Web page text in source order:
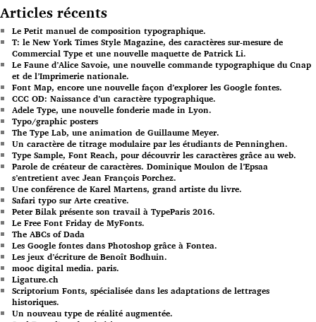
Articles récents
Le Petit manuel de composition typographique.
T: le New York Times Style Magazine, des caractères sur-mesure de
Commercial Type et une nouvelle maquette de Patrick Li.
Le Faune d’Alice Savoie, une nouvelle commande typographique du Cnap
et de l’Imprimerie nationale.
Font Map, encore une nouvelle façon d’explorer les Google fontes.
CCC OD: Naissance d’un caractère typographique.
Adele Type, une nouvelle fonderie made in Lyon.
Typo/graphic posters
The Type Lab, une animation de Guillaume Meyer.
Un caractère de titrage modulaire par les étudiants de Penninghen.
Type Sample, Font Reach, pour découvrir les caractères grâce au web.
Parole de créateur de caractères. Dominique Moulon de l’Epsaa
s’entretient avec Jean François Porchez.
Une conférence de Karel Martens, grand artiste du livre.
Safari typo sur Arte creative.
Peter Bilak présente son travail à TypeParis 2016.
Le Free Font Friday de MyFonts.
The ABCs of Dada
Les Google fontes dans Photoshop grâce à Fontea.
Les jeux d’écriture de Benoît Bodhuin.
mooc digital media. paris.
Ligature.ch
Scriptorium Fonts, spécialisée dans les adaptations de lettrages
historiques.
Un nouveau type de réalité augmentée.